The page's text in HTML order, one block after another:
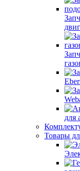
для
Товары